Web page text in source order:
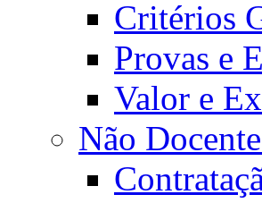
Critérios
Provas e
Valor e
Não